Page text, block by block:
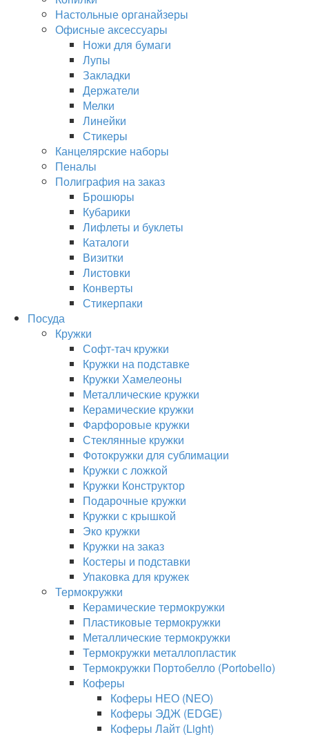
Настольные органайзеры
Офисные аксессуары
Ножи для бумаги
Лупы
Закладки
Держатели
Мелки
Линейки
Стикеры
Канцелярские наборы
Пеналы
Полиграфия на заказ
Брошюры
Кубарики
Лифлеты и буклеты
Каталоги
Визитки
Листовки
Конверты
Стикерпаки
Посуда
Кружки
Софт-тач кружки
Кружки на подставке
Кружки Хамелеоны
Металлические кружки
Керамические кружки
Фарфоровые кружки
Стеклянные кружки
Фотокружки для сублимации
Кружки с ложкой
Кружки Конструктор
Подарочные кружки
Кружки с крышкой
Эко кружки
Кружки на заказ
Костеры и подставки
Упаковка для кружек
Термокружки
Керамические термокружки
Пластиковые термокружки
Металлические термокружки
Термокружки металлопластик
Термокружки Портобелло (Portobello)
Коферы
Коферы НЕО (NEO)
Коферы ЭДЖ (EDGE)
Коферы Лайт (Light)